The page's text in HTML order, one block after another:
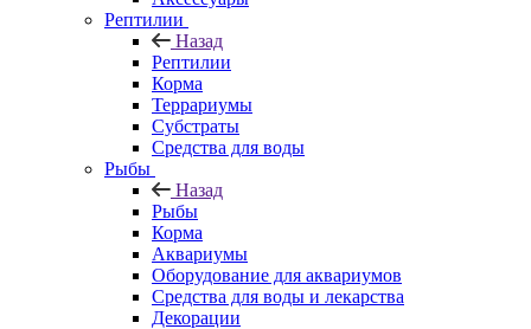
Рептилии
Назад
Рептилии
Корма
Террариумы
Субстраты
Средства для воды
Рыбы
Назад
Рыбы
Корма
Аквариумы
Оборудование для аквариумов
Средства для воды и лекарства
Декорации